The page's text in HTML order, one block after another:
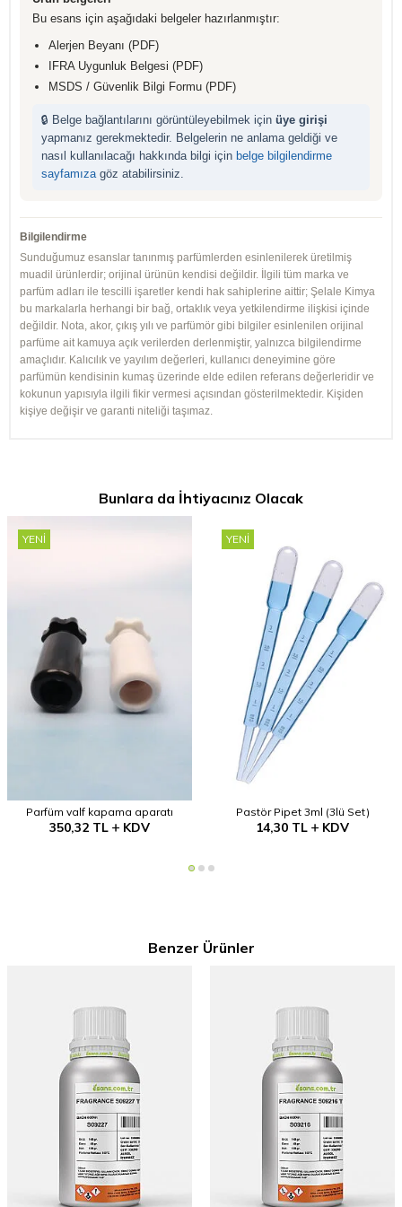
Bu esans için aşağıdaki belgeler hazırlanmıştır:
Alerjen Beyanı (PDF)
IFRA Uygunluk Belgesi (PDF)
MSDS / Güvenlik Bilgi Formu (PDF)
🔒 Belge bağlantılarını görüntüleyebilmek için üye girişi
yapmanız gerekmektedir. Belgelerin ne anlama geldiği ve
nasıl kullanılacağı hakkında bilgi için belge bilgilendirme
sayfamızagöz atabilirsiniz.
Bilgilendirme
Sunduğumuz esanslar tanınmış parfümlerden esinlenilerek üretilmiş
muadil ürünlerdir; orijinal ürünün kendisi değildir. İlgili tüm marka ve
parfüm adları ile tescilli işaretler kendi hak sahiplerine aittir; Şelale Kimya
bu markalarla herhangi bir bağ, ortaklık veya yetkilendirme ilişkisi içinde
değildir. Nota, akor, çıkış yılı ve parfümör gibi bilgiler esinlenilen orijinal
parfüme ait kamuya açık verilerden derlenmiştir, yalnızca bilgilendirme
amaçlıdır. Kalıcılık ve yayılım değerleri, kullanıcı deneyimine göre
parfümün kendisinin kumaş üzerinde elde edilen referans değerleridir ve
kokunun yapısıyla ilgili fikir vermesi açısından gösterilmektedir. Kişiden
kişiye değişir ve garanti niteliği taşımaz.
Bunlara da İhtiyacınız Olacak
YENI
Parfüm valf kapama aparatı
350,32TL KDV
YENI
Pastör Pipet 3ml (3lü Set)
14,30 TL KDV
Benzer Ürünler